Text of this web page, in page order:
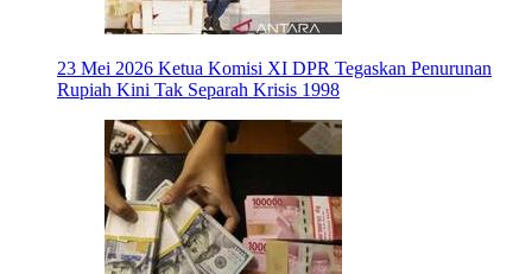
23 Mei 2026 Ketua Komisi XI DPR Tegaskan Penurunan
Rupiah Kini Tak Separah Krisis 1998